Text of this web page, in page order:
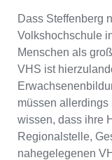
3 Tipps
VHS-
VHS
VHS
Online-
Kurs an der
Top-Kurse
Dass Steffenberg
Volkshochschule
Menschen als
VHS ist
müssen allerdings
wissen, dass ihre
Regionalstelle,
nahegelegenen